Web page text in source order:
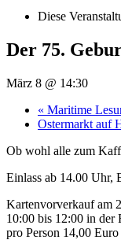
Diese
Der 75.
März 8 @ 14:30
« Maritime
Ostermarkt auf
Ob wohl alle zum
Einlass ab 14.00 Uhr,
Kartenvorverkauf am
10:00 bis 12:00 in der
pro Person 14,00